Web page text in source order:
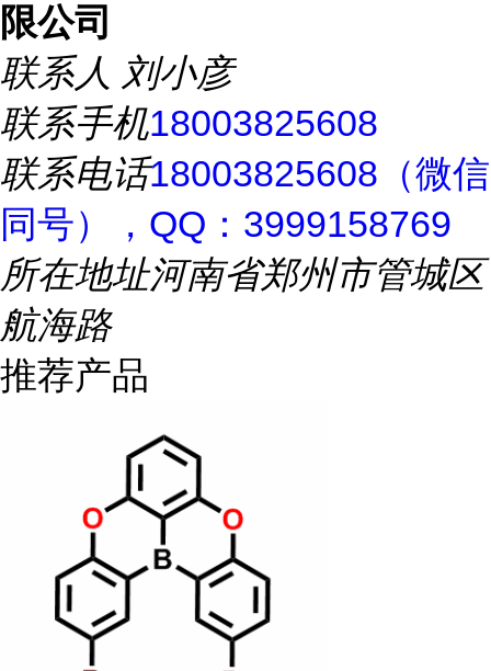
限公司
联系人 刘小彦
联系手机18003825608
联系电话18003825608（微信
同号），QQ：3999158769
所在地址河南省郑州市管城区
航海路
推荐产品